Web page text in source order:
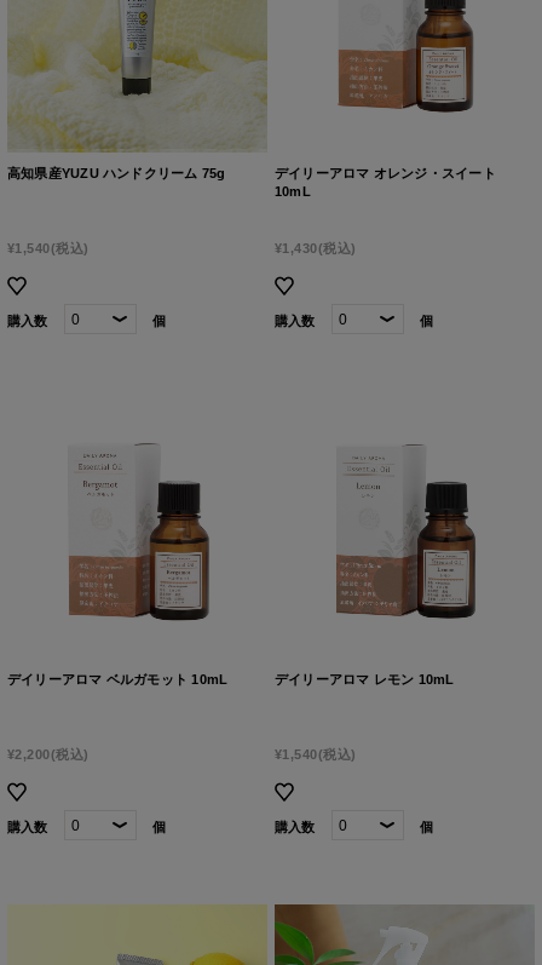
高知県産YUZU ハンドクリーム 75g
¥1,540(税込)
購入数 個
デイリーアロマ オレンジ・スイート
10mL
¥1,430(税込)
購入数 個
デイリーアロマ ベルガモット 10mL
¥2,200(税込)
購入数 個
デイリーアロマ レモン 10mL
¥1,540(税込)
購入数 個